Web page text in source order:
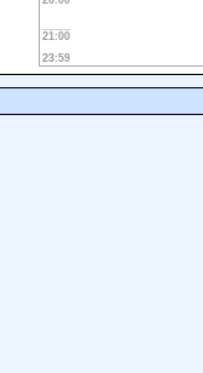
21:00
23:59